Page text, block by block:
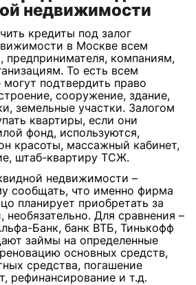
недвижимости
кредиты под залог
в Москве всем
предпринимателя, компаниям,
То есть всем
подтвердить право
сооружение, здание,
земельные участки. Залогом
квартиры, если они
фонд, используются,
красоты, массажный кабинет,
штаб-квартиру ТСЖ.
недвижимости –
сообщать, что именно фирма
планирует приобретать за
необязательно. Для сравнения –
Банк, банк ВТБ, Тинькофф
займы на определенные
основных средств,
средства, погашение
рефинансирование и т.д.